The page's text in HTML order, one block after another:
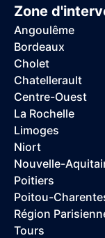
Zone
Angoulême
Bordeaux
Cholet
Chatellerault
Centre-Ouest
La Rochelle
Limoges
Niort
Nouvelle-
Poitiers
Poitou-
Région
Tours